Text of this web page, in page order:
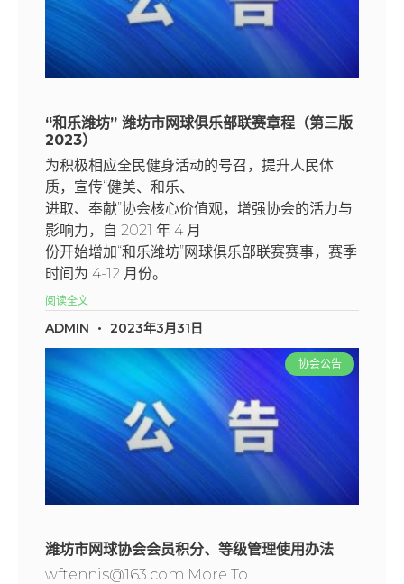
“和乐潍坊” 潍坊市网球俱乐部联赛章程（第三版
2023）
为积极相应全民健身活动的号召，提升人民体
质，宣传“健美、和乐、
进取、奉献”协会核心价值观，增强协会的活力与
影响力，自 2021 年 4 月
份开始增加“和乐潍坊”网球俱乐部联赛赛事，赛季
时间为 4-12 月份。
阅读全文
ADMIN 2023年3月31日
协会公告
潍坊市网球协会会员积分、等级管理使用办法
wftennis@163.com More To